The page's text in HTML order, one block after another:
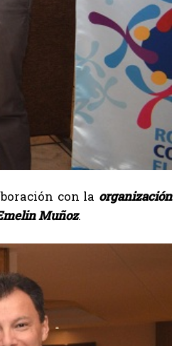
con la organización
Muñoz.